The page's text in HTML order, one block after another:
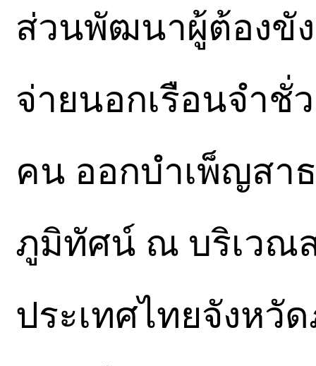
ส่วนพัฒนาผู้ต้องขั
จ่ายนอกเรือนจำชั่
คน ออกบำเพ็ญสา
ภูมิทัศน์ ณ บริเวณ
ประเทศไทยจังหวั